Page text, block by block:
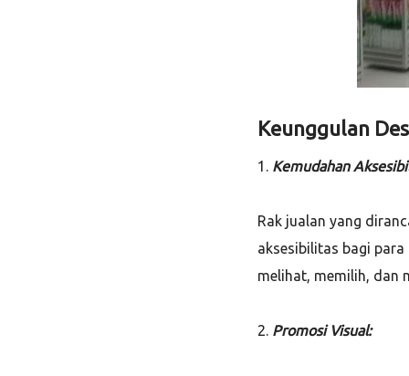
Keunggulan
1. Kemudahan
Rak jualan yang
aksesibilitas bagi
melihat, memilih, dan
2. Promosi Visual: